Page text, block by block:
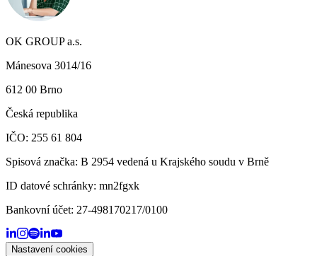
OK GROUP a.s.
Mánesova 3014/16
612 00 Brno
Česká republika
IČO: 255 61 804
Spisová značka: B 2954 vedená u Krajského soudu v Brně
ID datové schránky: mn2fgxk
Bankovní účet: 27-498170217/0100
Nastavení cookies